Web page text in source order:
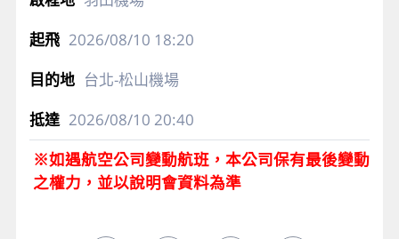
2026/08/10 18:20
台北-松山機場
2026/08/10 20:40
※如遇航空公司變動航班，本公司保有最後變動
之權力，並以說明會資料為準